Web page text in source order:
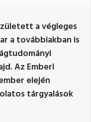
a végleges
a továbbiakban is
Az Emberi
elején
tárgyalások